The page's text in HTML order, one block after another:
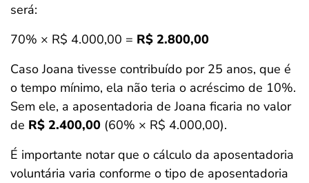
será:
70% × R$ 4.000,00 = R$ 2.800,00
Caso Joana tivesse contribuído por 25 anos, que é
o tempo mínimo, ela não teria o acréscimo de 10%.
Sem ele, a aposentadoria de Joana ficaria no valor
de R$ 2.400,00 (60% × R$ 4.000,00).
É importante notar que o cálculo da aposentadoria
voluntária varia conforme o tipo de aposentadoria